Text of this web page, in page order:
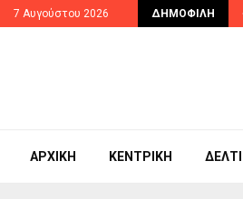
7 Αυγούστου 2026 ΔΗΜΟΦΙΛΉ
το πρωτοποριακό…
ΑΡΧΙΚΉ ΚΕΝΤΡΙΚΉ